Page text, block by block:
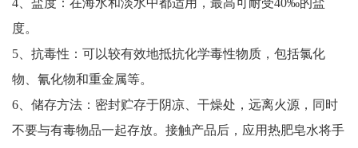
4、盐度：在海水和淡水中都适用，最高可耐受40‰的盐
度。
5、抗毒性：可以较有效地抵抗化学毒性物质，包括氯化
物、氰化物和重金属等。
6、储存方法：密封贮存于阴凉、干燥处，远离火源，同时
不要与有毒物品一起存放。接触产品后，应用热肥皂水将手